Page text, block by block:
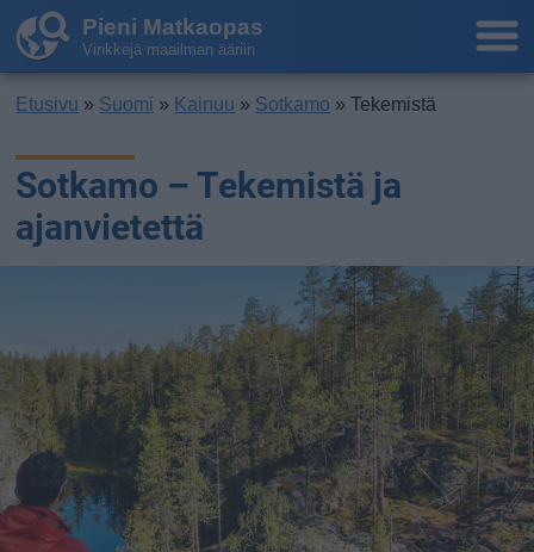
Pieni Matkaopas
Vinkkejä maailman ääriin
Etusivu » Suomi » Kainuu » Sotkamo » Tekemistä
Sotkamo – Tekemistä ja
ajanvietettä